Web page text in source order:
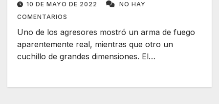
10 DE MAYO DE 2022
NO HAY
COMENTARIOS
Uno de los agresores mostró un arma de fuego
aparentemente real, mientras que otro un
cuchillo de grandes dimensiones. El…